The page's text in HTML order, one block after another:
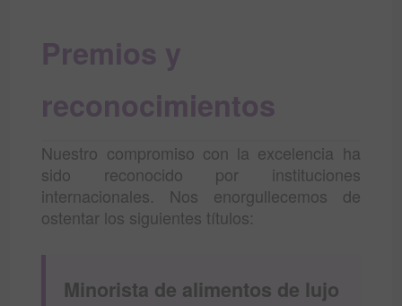
Premios y
reconocimientos
Nuestro compromiso con la excelencia ha
sido reconocido por instituciones
internacionales. Nos enorgullecemos de
ostentar los siguientes títulos:
Minorista de alimentos de lujo